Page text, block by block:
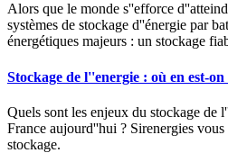
Alors que le monde s''efforce
systèmes de stockage d''énergie par
énergétiques majeurs : un stockage
Stockage de l''energie : où en est-
Quels sont les enjeux du stockage de
France aujourd''hui ? Sirenergies
stockage.